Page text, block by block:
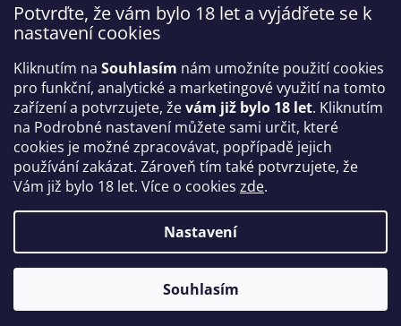
Potvrďte, že vám bylo 18 let a vyjádřete se k
nastavení cookies
Kliknutím na Souhlasím nám umožníte použití cookies
pro funkční, analytické a marketingové využití na tomto
zařízení a potvrzujete, ževám již bylo 18 let. Kliknutím
na Podrobné nastavení můžete sami určit, které
cookies je možné zpracovávat, popřípadě jejich
používání zakázat. Zároveň tím také potvrzujete, že
Vám již bylo 18 let. Více o cookies zde.
Nastavení
Souhlasím
Přijímáme online platby
Copyright 2026IntimniNakupy.cz. Všechna práva
vyhrazena.